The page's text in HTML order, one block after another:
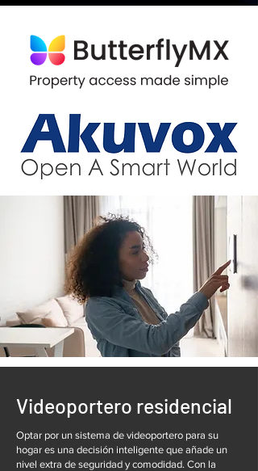
Videoportero residencial
Optar por un sistema de videoportero para su
hogar es una decisión inteligente que añade un
nivel extra de seguridad y comodidad. Con la